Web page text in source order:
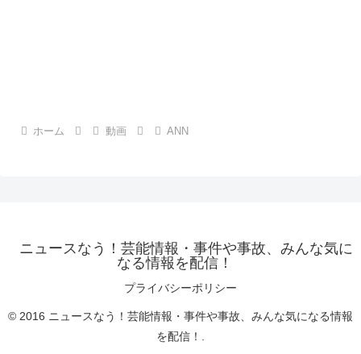
ホーム 動画 ANN
ニュースなう！芸能情報・事件や事故、みんな気に
なる情報を配信！
プライバシーポリシー
© 2016 ニュースなう！芸能情報・事件や事故、みんな気になる情報
を配信！.